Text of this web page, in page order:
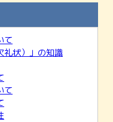
＆ホール見学会のご
見学会のお知らせ
見学会のお知らせ
て
礼状）」の知識
て